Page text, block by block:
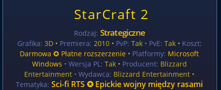
StarCraft 2
Rodzaj: Strategiczne
Grafika: 3D • Premiera: 2010 • PvP: Tak• PvE: Tak • Koszt:
Darmowa ✪ Płatne rozszerzenie • Platformy: Microsoft
Windows • Wersja PL: Tak• Producent: Blizzard
Entertainment • Wydawca: Blizzard Entertainment •
Tematyka: Sci-fi RTS ✪ Epickie wojny między rasami